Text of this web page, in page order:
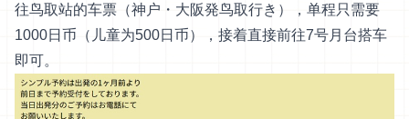
往鸟取站的车票（神户・大阪発鸟取行き），单程只需要
1000日币（儿童为500日币），接着直接前往7号月台搭车
即可。